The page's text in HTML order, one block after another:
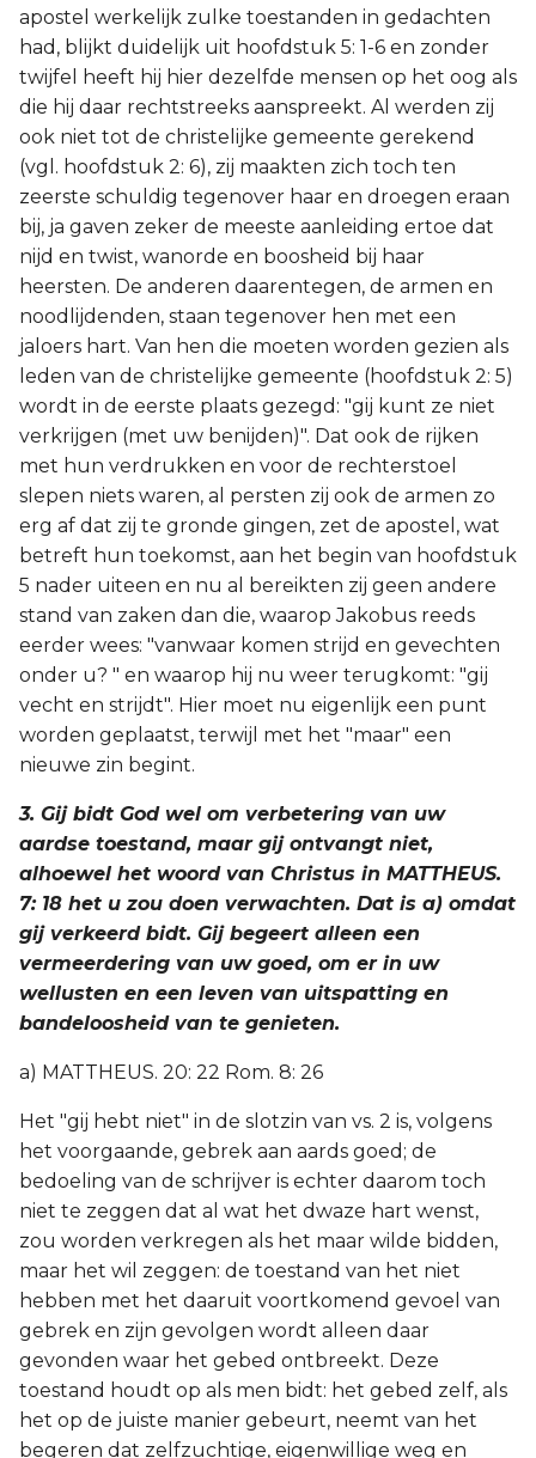
apostel werkelijk zulke toestanden in gedachten
had, blijkt duidelijk uit hoofdstuk 5: 1-6 en zonder
twijfel heeft hij hier dezelfde mensen op het oog als
die hij daar rechtstreeks aanspreekt. Al werden zij
ook niet tot de christelijke gemeente gerekend
(vgl. hoofdstuk 2: 6), zij maakten zich toch ten
zeerste schuldig tegenover haar en droegen eraan
bij, ja gaven zeker de meeste aanleiding ertoe dat
nijd en twist, wanorde en boosheid bij haar
heersten. De anderen daarentegen, de armen en
noodlijdenden, staan tegenover hen met een
jaloers hart. Van hen die moeten worden gezien als
leden van de christelijke gemeente (hoofdstuk 2: 5)
wordt in de eerste plaats gezegd: "gij kunt ze niet
verkrijgen (met uw benijden)". Dat ook de rijken
met hun verdrukken en voor de rechterstoel
slepen niets waren, al persten zij ook de armen zo
erg af dat zij te gronde gingen, zet de apostel, wat
betreft hun toekomst, aan het begin van hoofdstuk
5 nader uiteen en nu al bereikten zij geen andere
stand van zaken dan die, waarop Jakobus reeds
eerder wees: "vanwaar komen strijd en gevechten
onder u? " en waarop hij nu weer terugkomt: "gij
vecht en strijdt". Hier moet nu eigenlijk een punt
worden geplaatst, terwijl met het "maar" een
nieuwe zin begint.
3. Gij bidt God wel om verbetering van uw
aardse toestand, maar gij ontvangt niet,
alhoewel het woord van Christus in MATTHEUS.
7: 18 het u zou doen verwachten. Dat is a) omdat
gij verkeerd bidt. Gij begeert alleen een
vermeerdering van uw goed, om er in uw
wellusten en een leven van uitspatting en
bandeloosheid van te genieten.
a) MATTHEUS. 20: 22 Rom. 8: 26
Het "gij hebt niet" in de slotzin van vs. 2 is, volgens
het voorgaande, gebrek aan aards goed; de
bedoeling van de schrijver is echter daarom toch
niet te zeggen dat al wat het dwaze hart wenst,
zou worden verkregen als het maar wilde bidden,
maar het wil zeggen: de toestand van het niet
hebben met het daaruit voortkomend gevoel van
gebrek en zijn gevolgen wordt alleen daar
gevonden waar het gebed ontbreekt. Deze
toestand houdt op als men bidt: het gebed zelf, als
het op de juiste manier gebeurt, neemt van het
begeren dat zelfzuchtige, eigenwillige weg en